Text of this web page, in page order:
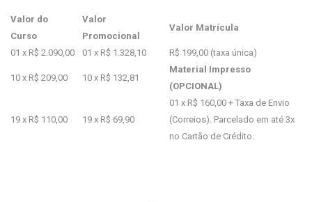
Valor do
Curso
Valor
Promocional
Valor Matrícula
01 x R$ 2.090,00 01 x R$ 1.328,10 R$ 199,00 (taxa única)
10 x R$ 209,00 10 x R$ 132,81
Material Impresso
(OPCIONAL)
19 x R$ 110,00 19 x R$ 69,90
01 x R$ 160,00 + Taxa de Envio
(Correios). Parcelado em até 3x
no Cartão de Crédito.